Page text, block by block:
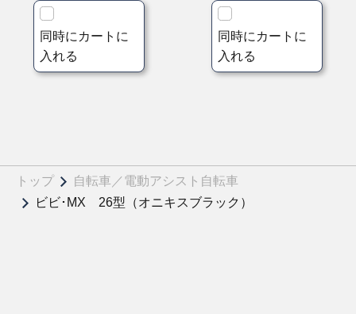
同時にカートに
入れる
同時にカートに
入れる
トップ
自転車／電動アシスト自転車
ビビ･MX 26型（オニキスブラック）